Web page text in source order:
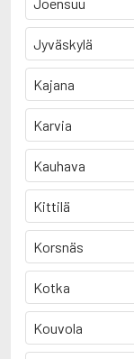
Jyväskylä
Kajana
Karvia
Kauhava
Kittilä
Korsnäs
Kotka
Kouvola